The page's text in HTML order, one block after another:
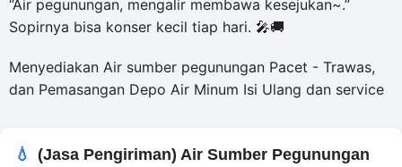
“Air pegunungan, mengalir membawa kesejukan~.”
Sopirnya bisa konser kecil tiap hari. 🎤🚚
Menyediakan Air sumber pegunungan Pacet - Trawas,
dan Pemasangan Depo Air Minum Isi Ulang dan service
(Jasa Pengiriman) Air Sumber Pegunungan